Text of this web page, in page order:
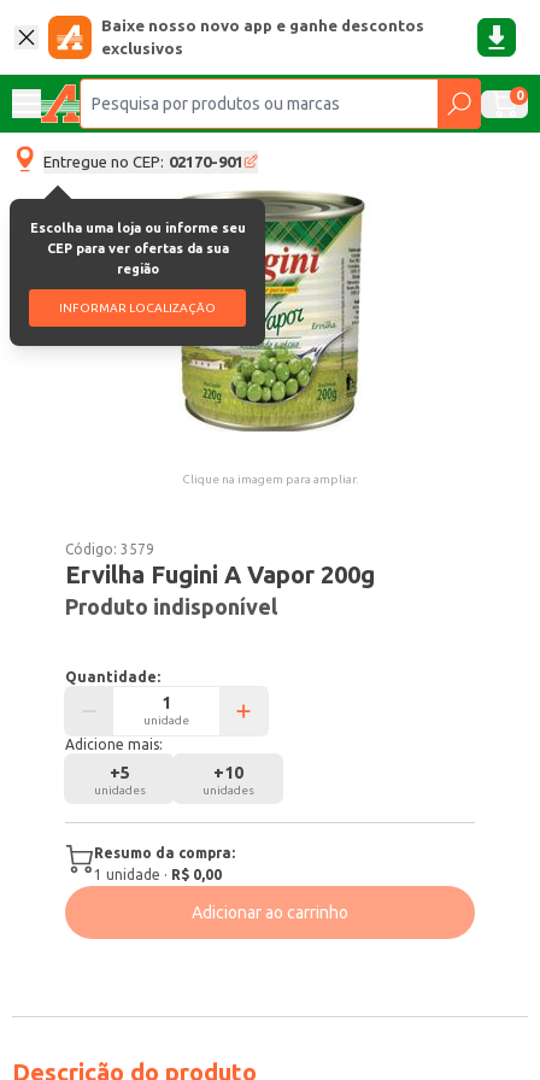
Baixe nosso novo app e ganhe descontos
exclusivos
0
Entregue no CEP: 02170-901
Escolha uma loja ou informe seu
CEP para ver ofertas da sua
região
INFORMAR LOCALIZAÇÃO
Clique na imagem para ampliar.
Código:3579
Ervilha Fugini A Vapor 200g
Produto indisponível
Quantidade:
unidade
Adicione mais:
+5
unidades
+10
unidades
Resumo da compra:
1 unidade · R$ 0,00
Adicionar ao carrinho
Descrição do produto